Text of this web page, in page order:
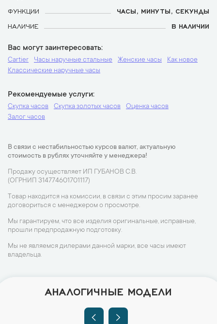
ФУНКЦИИ
ЧАСЫ, МИНУТЫ, СЕКУНДЫ
НАЛИЧИЕ
В НАЛИЧИИ
Вас могут заинтересовать
Cartier Часы наручные стальные Женские часы
Как новое
Классические наручные часы
Рекомендуемые услуги
Скупка часов Скупка золотых часов
Оценка часов
Залог часов
В связи с нестабильностью курсов валют, актуальную
стоимость в рублях уточняйте у менеджера!
Продажу осуществляет ИП ГУБАНОВ С.В.
(ОГРНИП 314774601701117)
Товар находится на комиссии, в связи с этим просим заранее
договориться с менеджером о просмотре.
Мы гарантируем, что все изделия оригинальные, исправные,
прошли предпродажную подготовку.
Мы не являемся дилерами данной марки, все часы имеют
владельца.
АНАЛОГИЧНЫЕ МОДЕЛИ